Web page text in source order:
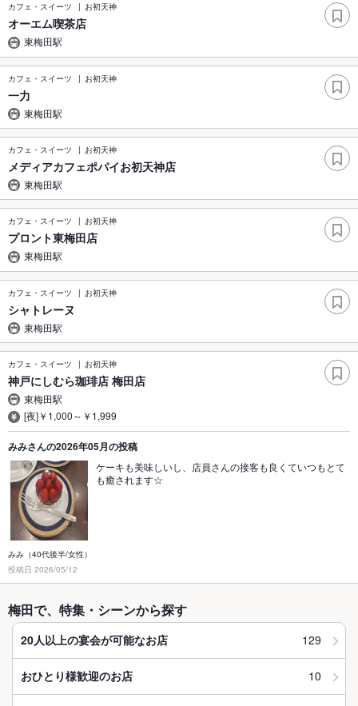
カフェ・スイーツ お初天神
オーエム喫茶店
東梅田駅
カフェ・スイーツ お初天神
一力
東梅田駅
カフェ・スイーツ お初天神
メディアカフェポパイお初天神店
東梅田駅
カフェ・スイーツ お初天神
プロント東梅田店
東梅田駅
カフェ・スイーツ お初天神
シャトレーヌ
東梅田駅
カフェ・スイーツ お初天神
神戸にしむら珈琲店 梅田店
東梅田駅
[夜]￥1,000～￥1,999
みみさんの2026年05月の投稿
ケーキも美味しいし、店員さんの接客も良くていつもとて
も癒されます☆
みみ（40代後半/女性）
投稿日 2026/05/12
梅田で、特集・シーンから探す
20人以上の宴会が可能なお店 129
おひとり様歓迎のお店 10